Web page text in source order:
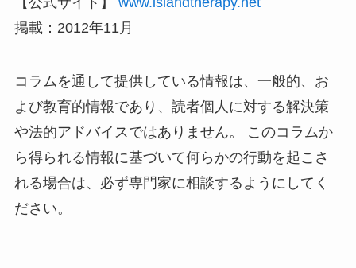
掲載：2012年11月
コラムを通して提供している情報は、一般的、お
よび教育的情報であり、読者個人に対する解決策
や法的アドバイスではありません。 このコラムか
ら得られる情報に基づいて何らかの行動を起こさ
れる場合は、必ず専門家に相談するようにしてく
ださい。